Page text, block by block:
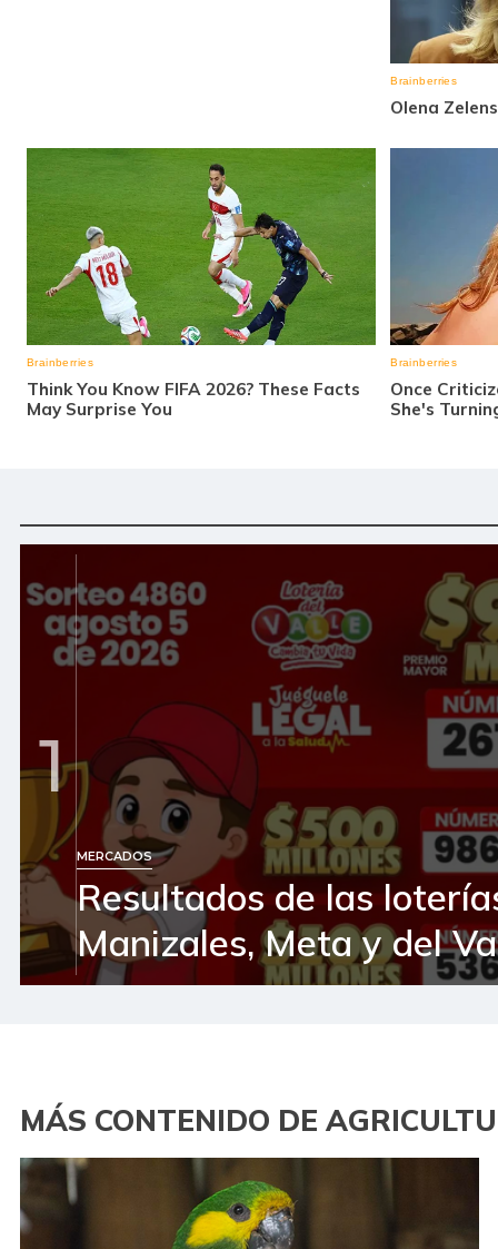
1
MERCADOS
Resultados de las
Manizales, Meta y del
MÁS CONTENIDO DE